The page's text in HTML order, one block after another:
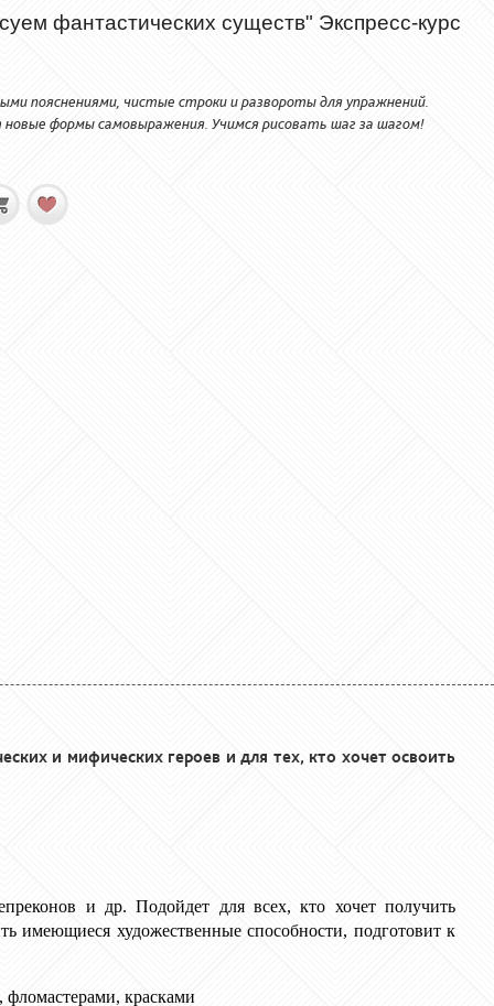
фантастических существ" Экспресс-курс
пояснениями, чистые строки и развороты для упражнений.
формы самовыражения. Учимся рисовать шаг за шагом!
и мифических героев и для тех, кто хочет освоить
и др. Подойдет для всех, кто хочет получить
имеющиеся художественные способности, подготовит к
красками